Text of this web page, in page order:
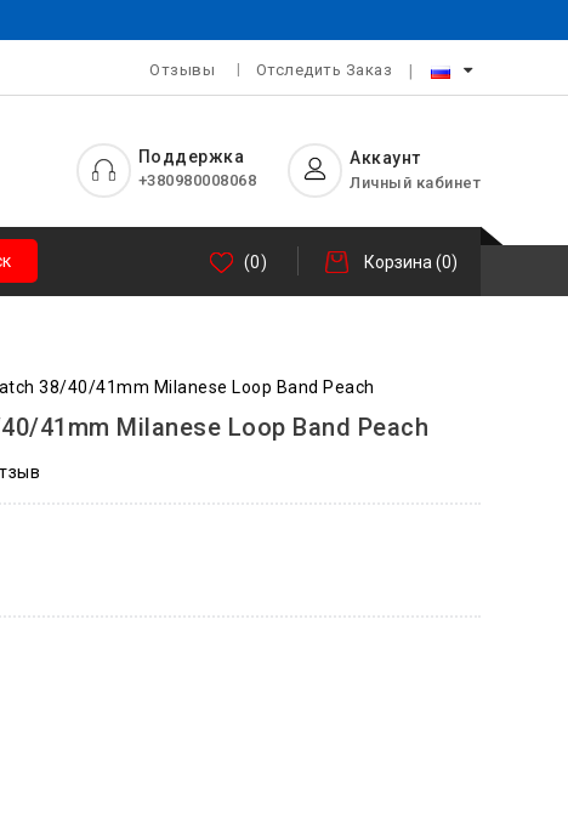
Отзывы Отследить Заказ
Аккаунт
Личный кабинет
Поддержка
+380980008068
(0) Корзина(0)
38/40/41mm Milanese Loop Band Peach
41mm Milanese Loop Band Peach